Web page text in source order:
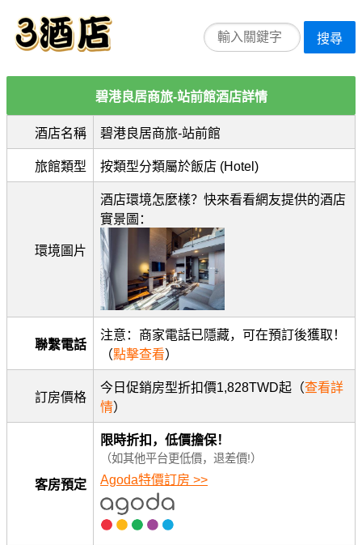
搜尋
碧港良居商旅-站前館酒店詳情
酒店名稱 碧港良居商旅-站前館
旅館類型 按類型分類屬於飯店 (Hotel)
環境圖片
酒店環境怎麼樣？快來看看網友提供的酒店
實景圖：
聯繫電話
注意：商家電話已隱藏，可在預訂後獲取！
（點擊查看）
訂房價格
今日促銷房型折扣價1,828TWD起（查看詳
情）
客房預定
限時折扣，低價擔保！
（如其他平台更低價，退差價!）
Agoda特價訂房 >>